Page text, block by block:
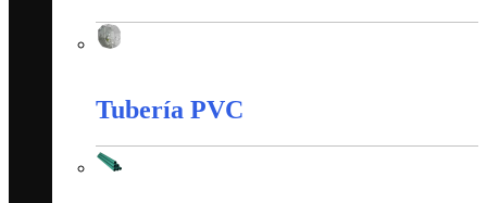
Tubería PVC